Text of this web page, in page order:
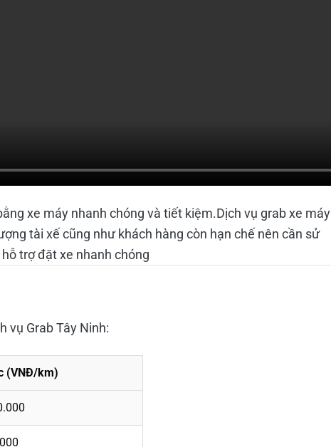
xe máy nhanh chóng và tiết kiệm.Dịch vụ grab xe máy
tài xế cũng như khách hàng còn hạn chế nên cần sử
trợ đặt xe nhanh chóng
vụ Grab Tây Ninh:
(VNĐ/km)